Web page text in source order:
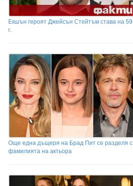
Екшън героят Джейсън Стейтъм става на 59
г.
Още една дъщеря на Брад Пит се разделя с
фамилията на актьора